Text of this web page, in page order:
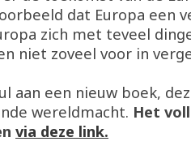
dat Europa een
zich met teveel
niet zoveel voor in
aan een nieuw boek,
wereldmacht. Het
via deze link.